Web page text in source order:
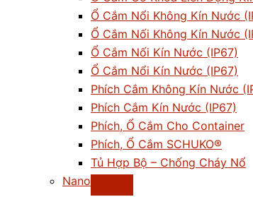
Ổ Cắm Nổi Không Kín Nước
Ổ Cắm Nối Không Kín Nước
Ổ Cắm Nối Kín Nước (IP67)
Ổ Cắm Nổi Kín Nước (IP67)
Phích Cắm Không Kín Nước
Phích Cắm Kín Nước (IP67)
Phích, Ổ Cắm Cho Container
Phích, Ổ Cắm SCHUKO®
Tủ Hợp Bộ – Chống Cháy Nổ
Nano